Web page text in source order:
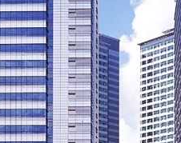
AI × Design : UX 디자이너의 5가지 생존 전략과 실전 대응